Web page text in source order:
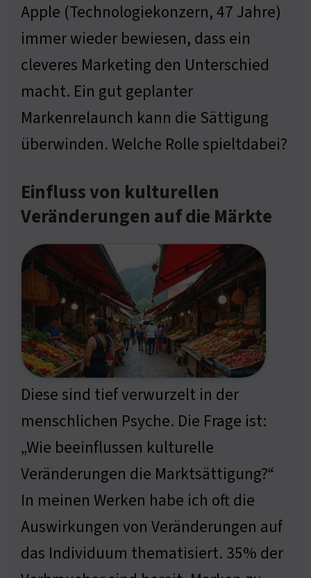
Apple (Technologiekonzern, 47 Jahre)
immer wieder bewiesen, dass ein
cleveres Marketing den Unterschied
macht. Ein gut geplanter
Markenrelaunch kann die Sättigung
überwinden. Welche Rolle spieltdabei?
Einfluss von kulturellen
Veränderungen auf die Märkte
Diese sind tief verwurzelt in der
menschlichen Psyche. Die Frage ist:
„Wie beeinflussen kulturelle
Veränderungen die Marktsättigung?“
In meinen Werken habe ich oft die
Auswirkungen von Veränderungen auf
das Individuum thematisiert. 35% der